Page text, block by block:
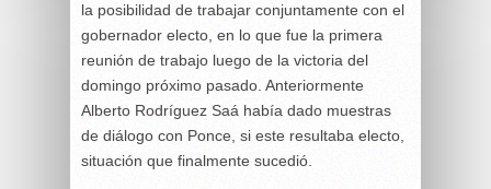
la posibilidad de trabajar conjuntamente con el
gobernador electo, en lo que fue la primera
reunión de trabajo luego de la victoria del
domingo próximo pasado. Anteriormente
Alberto Rodríguez Saá había dado muestras
de diálogo con Ponce, si este resultaba electo,
situación que finalmente sucedió.